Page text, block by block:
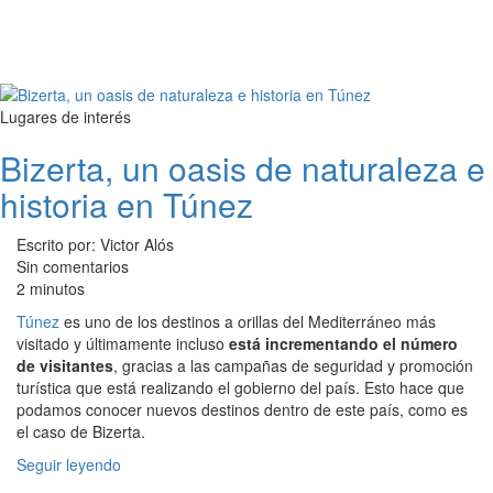
Lugares de interés
Bizerta, un oasis de naturaleza e
historia en Túnez
Escrito por: Victor Alós
Sin comentarios
2 minutos
Túnez es uno de los destinos a orillas del Mediterráneo más
visitado y últimamente incluso está incrementando el número
de visitantes, gracias a las campañas de seguridad y promoción
turística que está realizando el gobierno del país. Esto hace que
podamos conocer nuevos destinos dentro de este país, como es
el caso de Bizerta.
Seguir leyendo